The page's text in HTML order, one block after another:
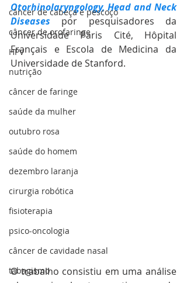
câncer de cabeça e pescoço
câncer de orofaringe
HPV
nutrição
câncer de faringe
saúde da mulher
outubro rosa
saúde do homem
dezembro laranja
cirurgia robótica
fisioterapia
psico-oncologia
câncer de cavidade nasal
tabagismo
Otorhinolaryngology, Head and Neck
Diseases por pesquisadores da
Universidade Paris Cité, Hôpital
Français e Escola de Medicina da
Universidade de Stanford.
O trabalho consistiu em uma análise